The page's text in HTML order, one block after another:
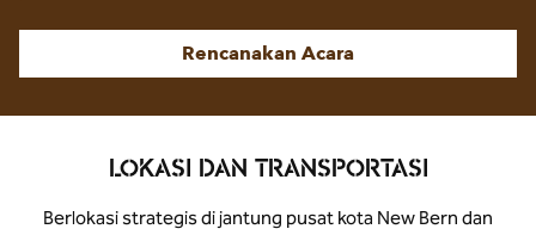
Rencanakan Acara
LOKASI DAN TRANSPORTASI
Berlokasi strategis di jantung pusat kota New Bern dan